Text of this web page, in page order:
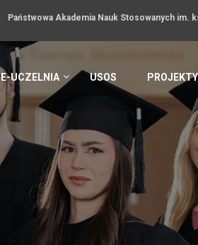
Państwowa Akademia Nauk Stosowanych im.
E-UCZELNIA USOS PROJEKTY